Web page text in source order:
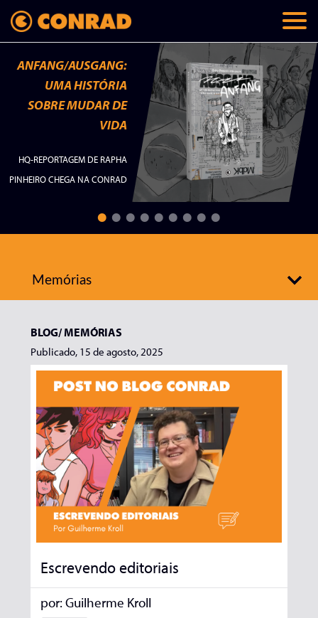
ANFANG/AUSGANG:
UMA HISTÓRIA
SOBRE MUDAR DE
VIDA
HQ-REPORTAGEM DE RAPHA
PINHEIRO CHEGA NA CONRAD
Memórias
BLOG/MEMÓRIAS
Publicado, 15 de agosto, 2025
Escrevendo editoriais
por:Guilherme Kroll